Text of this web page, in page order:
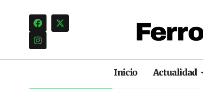
Inicio Actualidad